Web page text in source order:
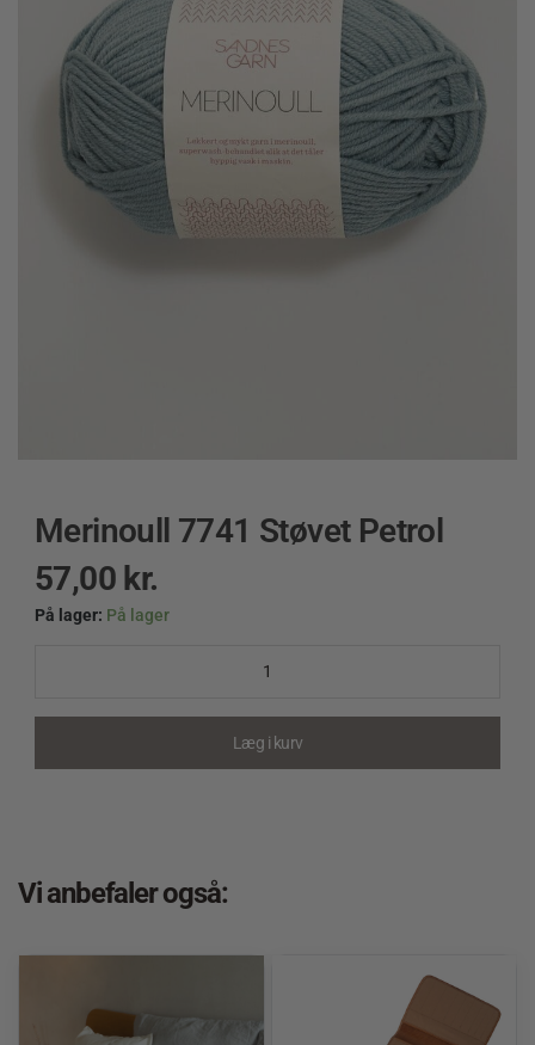
Merinoull 7741 Støvet Petrol
57,00 kr.
På lager: På lager
Merinoull
Læg i kurv
Vi anbefaler også: